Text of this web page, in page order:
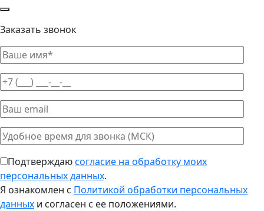
Заказать звонок
Подтверждаюсогласие на обработку моих
персональных данных.
Я ознакомлен с Политикой обработки персональных
данных и согласен с ее положениями.